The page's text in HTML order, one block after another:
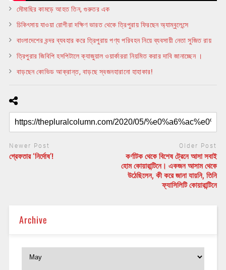
মৌমাছির কামড়ে আহত তিন, গুরুতর এক
চিকিৎসায় যাওয়া রোগীরা দক্ষিণ ভারত থেকে ত্রিপুরায় ফিরছেন অ্যাম্বুলেন্সে
বাংলাদেশের বন্দর ব্যবহার করে ত্রিপুরায় পণ্য পরিবহন নিয়ে ব্যবসায়ী নেতা সুজিত রায়
ত্রিপুরার জিবিপি হসপিটালে ক্যাজুয়াল ওয়ার্কাররা নিয়মিত করার দাবি জানাচ্ছেন ।
বাড়ছেন কোভিড আক্রান্ত, বাড়ছে স্বজনহারানো হাহাকার!
Newer Post
গ্রেফতার ‘নির্দোষ’!
Older Post
কর্ণাটক থেকে বিশেষ ট্রেনে আসা সবাই
হোম কোয়ারান্টিনে। একজন আসাম থেকে
উঠেছিলেন, কী করে জানা যায়নি, তিনি
ফ্যাসিলিটি কোয়ারান্টিনে
Archive